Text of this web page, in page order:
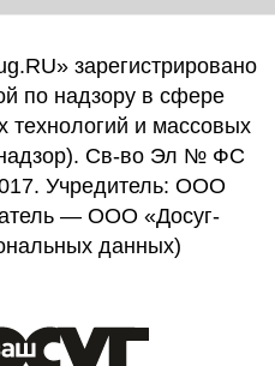
зарегистрировано
по надзору в сфере
и массовых
Св-во Эл № ФС
Учредитель: ООО
— ООО «Досуг-
данных)